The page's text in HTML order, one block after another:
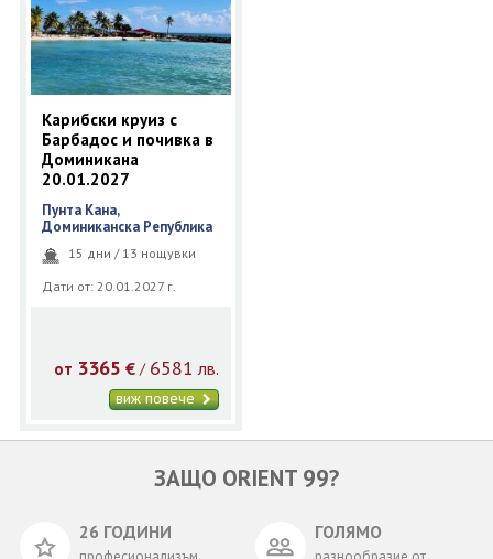
ЗА НАС
ФИРМЕНИ ДОКУМЕНТИ
0700 144 34
ПОСЛЕДВАЙТЕ НИ
Карибски круиз с
Барбадос и почивка в
Доминикана
20.01.2027
Пунта Кана,
Доминиканска Република
15 дни / 13 нощувки
Дати от: 20.01.2027 г.
от 3365 €/ 6581 лв.
виж повече
ЗАЩО ORIENT 99?
26 ГОДИНИ ГОЛЯМО